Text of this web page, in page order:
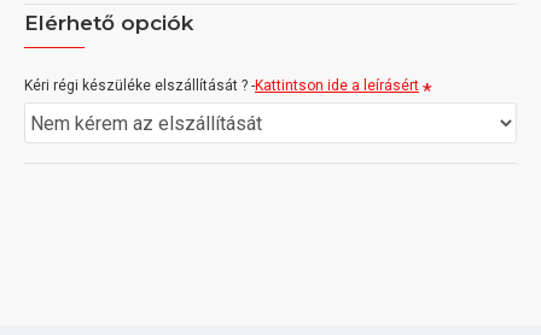
Elérhető opciók
Kéri régi készüléke elszállítását ? -Kattintson ide a leírásért